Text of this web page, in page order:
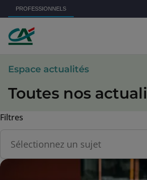
PROFESSIONNELS
Espace actualités
Toutes nos
Filtres
Sélectionnez un sujet